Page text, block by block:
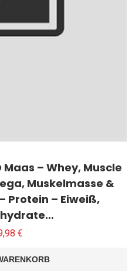
Maas – Whey, Muscle
Muskelmasse &
Protein – Eiweiß,
€